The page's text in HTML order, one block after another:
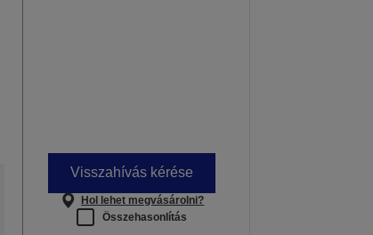
Visszahívás kérése
Hol lehet megvásárolni?
Összehasonlítás